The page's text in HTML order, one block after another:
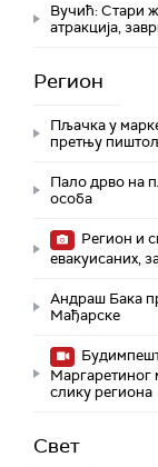
Вучић: Стари
атракција,
Регион
Пљачка у
претњу
Пало дрво на
особа
Регион и
евакуисаних,
Андраш Бака
Мађарске
Маргаретиног
слику региона
Свет